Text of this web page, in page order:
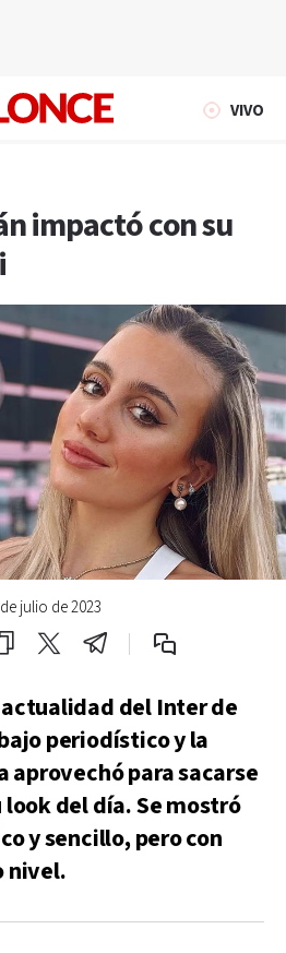
VIVO
impactó con su
julio de 2023
del Inter de
periodístico y la
aprovechó para sacarse
del día. Se mostró
y sencillo, pero con
nivel.